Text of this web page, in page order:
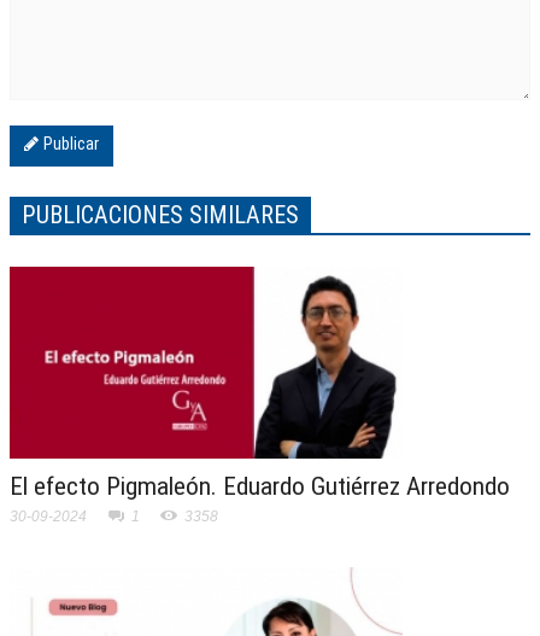
Publicar
PUBLICACIONES SIMILARES
El efecto Pigmaleón. Eduardo Gutiérrez Arredondo
30-09-2024 1 3358